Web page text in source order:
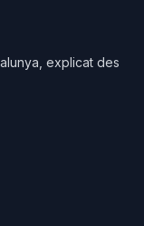
explicat des